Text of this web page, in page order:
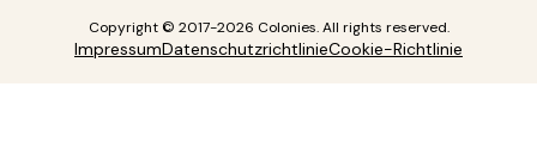
Copyright © 2017-2026 Colonies. All rights reserved.
ImpressumDatenschutzrichtlinieCookie-Richtlinie